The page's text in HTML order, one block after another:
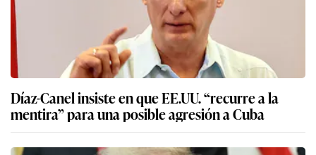
Díaz-Canel insiste en que EE.UU. “recurre a la
mentira” para una posible agresión a Cuba